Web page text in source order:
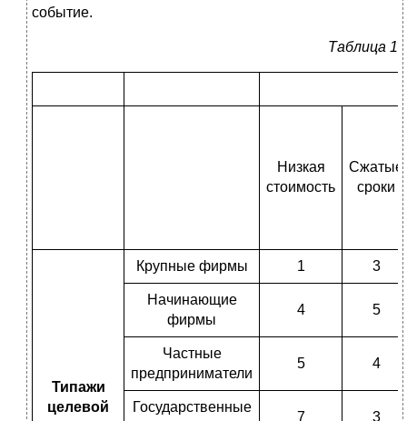
событие.
Таблица 1
Низкая
стоимость
Сжатые
сроки
Типажи
целевой
Крупные фирмы 1 3
Начинающие
фирмы
4 5
Частные
предприниматели
5 4
Государственные
7 3